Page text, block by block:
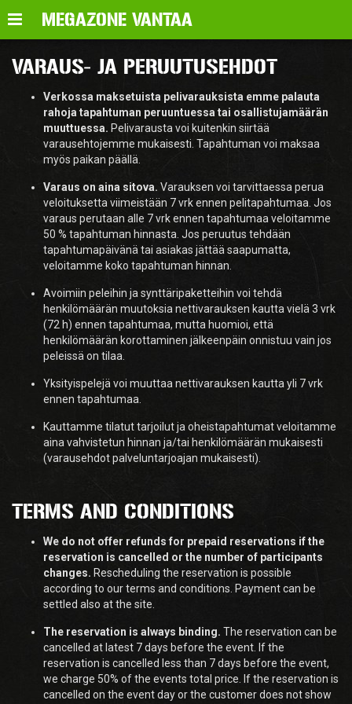
Valikko
MEGAZONE VANTAA
VARAUS- JA PERUUTUSEHDOT
Verkossa maksetuista pelivarauksista emme palauta
rahoja tapahtuman peruuntuessa tai osallistujamäärän
muuttuessa. Pelivarausta voi kuitenkin siirtää
varausehtojemme mukaisesti. Tapahtuman voi maksaa
myös paikan päällä.
Varaus on aina sitova. Varauksen voi tarvittaessa perua
veloituksetta viimeistään 7 vrk ennen pelitapahtumaa. Jos
varaus perutaan alle 7 vrk ennen tapahtumaa veloitamme
50 % tapahtuman hinnasta. Jos peruutus tehdään
tapahtumapäivänä tai asiakas jättää saapumatta,
veloitamme koko tapahtuman hinnan.
Avoimiin peleihin ja synttäripaketteihin voi tehdä
henkilömäärän muutoksia nettivarauksen kautta vielä 3 vrk
(72 h) ennen tapahtumaa, mutta huomioi, että
henkilömäärän korottaminen jälkeenpäin onnistuu vain jos
peleissä on tilaa.
Yksityispelejä voi muuttaa nettivarauksen kautta yli 7 vrk
ennen tapahtumaa.
Kauttamme tilatut tarjoilut ja oheistapahtumat veloitamme
aina vahvistetun hinnan ja/tai henkilömäärän mukaisesti
(varausehdot palveluntarjoajan mukaisesti).
TERMS AND CONDITIONS
We do not offer refunds for prepaid reservations if the
reservation is cancelled or the number of participants
changes. Rescheduling the reservation is possible
according to our terms and conditions. Payment can be
settled also at the site.
The reservation is always binding. The reservation can be
cancelled at latest 7 days before the event. If the
reservation is cancelled less than 7 days before the event,
we charge 50% of the events total price. If the reservation is
cancelled on the event day or the customer does not show